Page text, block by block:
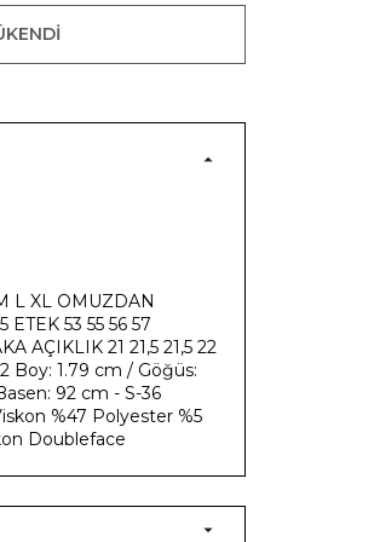
L XL OMUZDAN
ETEK 53 55 56 57
AÇIKLIK 21 21,5 21,5 22
Boy: 1.79 cm / Göğüs:
92 cm - S-36
%47 Polyester %5
Doubleface